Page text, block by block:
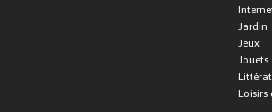
Jardin
Jeux
Jouets
Loisirs